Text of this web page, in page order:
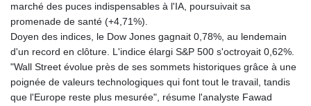
marché des puces indispensables à l'IA, poursuivait sa
promenade de santé (+4,71%).
Doyen des indices, le Dow Jones gagnait 0,78%, au lendemain
d'un record en clôture. L'indice élargi S&P 500 s'octroyait 0,62%.
"Wall Street évolue près de ses sommets historiques grâce à une
poignée de valeurs technologiques qui font tout le travail, tandis
que l'Europe reste plus mesurée", résume l'analyste Fawad